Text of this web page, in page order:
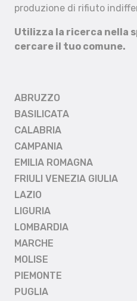
produzione di rifiuto
Utilizza la ricerca nella
cercare il tuo comune.
ABRUZZO
BASILICATA
CALABRIA
CAMPANIA
EMILIA ROMAGNA
FRIULI VENEZIA GIULIA
LAZIO
LIGURIA
LOMBARDIA
MARCHE
MOLISE
PIEMONTE
PUGLIA